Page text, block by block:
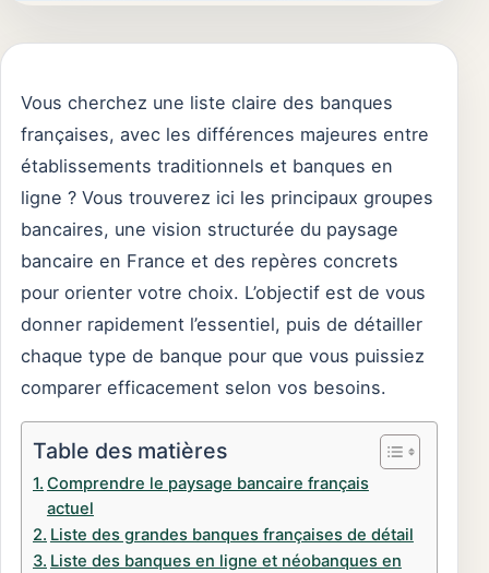
Vous cherchez une liste claire des banques
françaises, avec les différences majeures entre
établissements traditionnels et banques en
ligne ? Vous trouverez ici les principaux groupes
bancaires, une vision structurée du paysage
bancaire en France et des repères concrets
pour orienter votre choix. L’objectif est de vous
donner rapidement l’essentiel, puis de détailler
chaque type de banque pour que vous puissiez
comparer efficacement selon vos besoins.
Table des matières
Comprendre le paysage bancaire français
actuel
Liste des grandes banques françaises de détail
Liste des banques en ligne et néobanques en